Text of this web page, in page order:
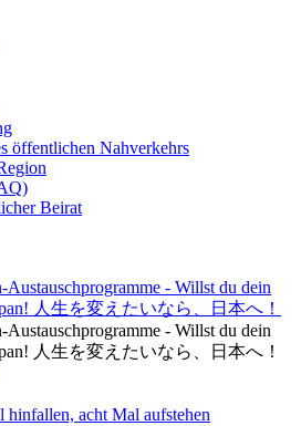
öffentlichen Nahverkehrs
Beirat
- Willst du dein
人生を変えたいなら、日本へ！
- Willst du dein
人生を変えたいなら、日本へ！
acht Mal aufstehen